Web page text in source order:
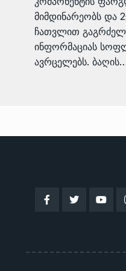
მიმდინარეობს და
ჩათვლით
ინფორმაციას
ავრცელებს.